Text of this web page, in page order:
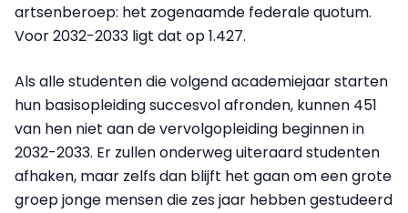
artsenberoep: het zogenaamde federale quotum.
Voor 2032-2033 ligt dat op 1.427.
Als alle studenten die volgend academiejaar starten
hun basisopleiding succesvol afronden, kunnen 451
van hen niet aan de vervolgopleiding beginnen in
2032-2033. Er zullen onderweg uiteraard studenten
afhaken, maar zelfs dan blijft het gaan om een grote
groep jonge mensen die zes jaar hebben gestudeerd